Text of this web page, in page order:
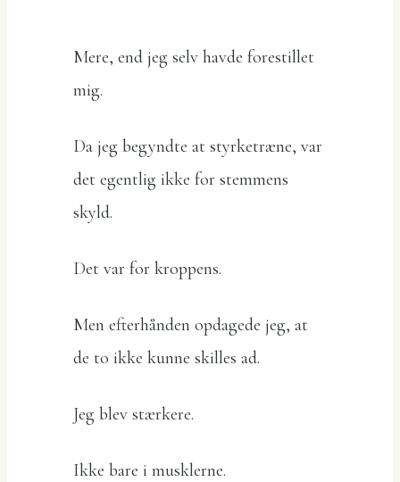
Mere, end jeg selv havde forestillet
mig.
Da jeg begyndte at styrketræne, var
det egentlig ikke for stemmens
skyld.
Det var for kroppens.
Men efterhånden opdagede jeg, at
de to ikke kunne skilles ad.
Jeg blev stærkere.
Ikke bare i musklerne.